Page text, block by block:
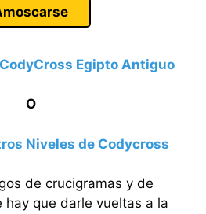
Egipto Antiguo
O
Niveles de Codycross
de crucigramas y de
hay que darle vueltas a la